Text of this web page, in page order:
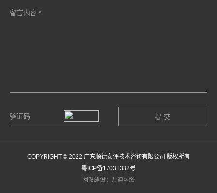
COPYRIGHT © 2022 广东顺德安评技术咨询有限公司 版权所有
粤ICP备17031332号
网站建设：万迪网络